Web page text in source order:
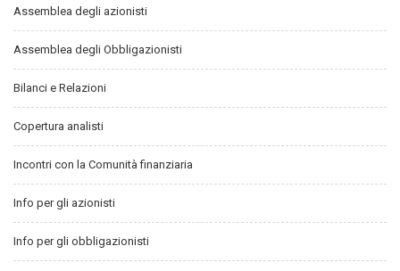
Assemblea degli azionisti
Assemblea degli Obbligazionisti
Bilanci e Relazioni
Copertura analisti
Incontri con la Comunità finanziaria
Info per gli azionisti
Info per gli obbligazionisti